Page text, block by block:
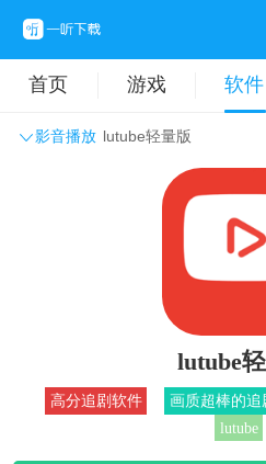
首页 游戏 软件
影音播放 lutube轻量版
主题壁纸
拍摄美化
lutube
高分追剧软件 画质超棒的追
lutube